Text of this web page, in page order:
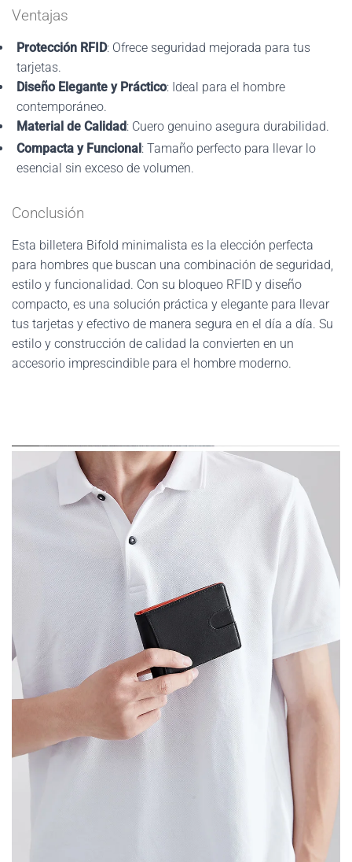
Ventajas
Protección RFID: Ofrece seguridad mejorada para tus
tarjetas.
Diseño Elegante y Práctico: Ideal para el hombre
contemporáneo.
Material de Calidad: Cuero genuino asegura durabilidad.
Compacta y Funcional: Tamaño perfecto para llevar lo
esencial sin exceso de volumen.
Conclusión
Esta billetera Bifold minimalista es la elección perfecta
para hombres que buscan una combinación de seguridad,
estilo y funcionalidad. Con su bloqueo RFID y diseño
compacto, es una solución práctica y elegante para llevar
tus tarjetas y efectivo de manera segura en el día a día. Su
estilo y construcción de calidad la convierten en un
accesorio imprescindible para el hombre moderno.